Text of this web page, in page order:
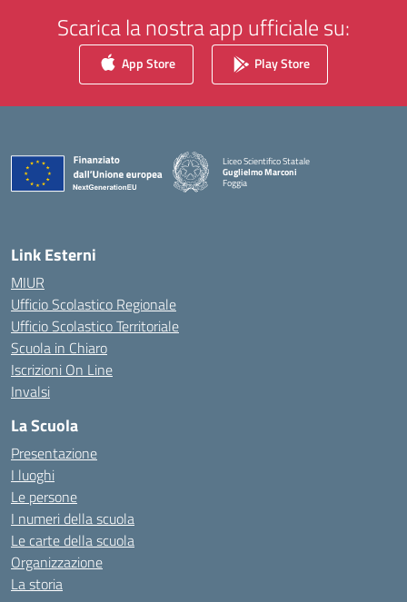
Scarica la nostra app ufficiale su:
App Store Play Store
Liceo Scientifico Statale
Guglielmo Marconi
Foggia
— Visita la pagina iniziale della scuola
Link Esterni
MIUR
Ufficio Scolastico Regionale
Ufficio Scolastico Territoriale
Scuola in Chiaro
Iscrizioni On Line
Invalsi
La Scuola
Presentazione
I luoghi
Le persone
I numeri della scuola
Le carte della scuola
Organizzazione
La storia